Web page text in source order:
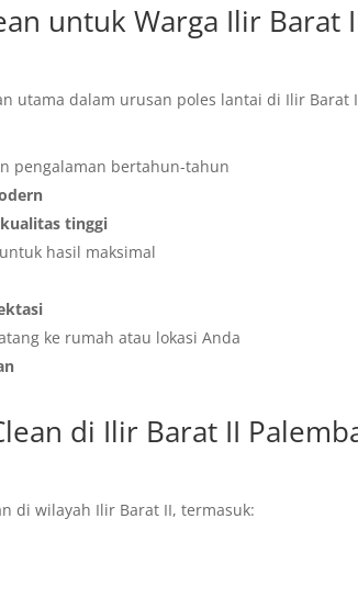
untuk Warga Ilir Barat
utama dalam urusan poles lantai di Ilir Barat
pengalaman bertahun-tahun
tinggi
untuk hasil maksimal
ke rumah atau lokasi Anda
di Ilir Barat II
di wilayah Ilir Barat II, termasuk: